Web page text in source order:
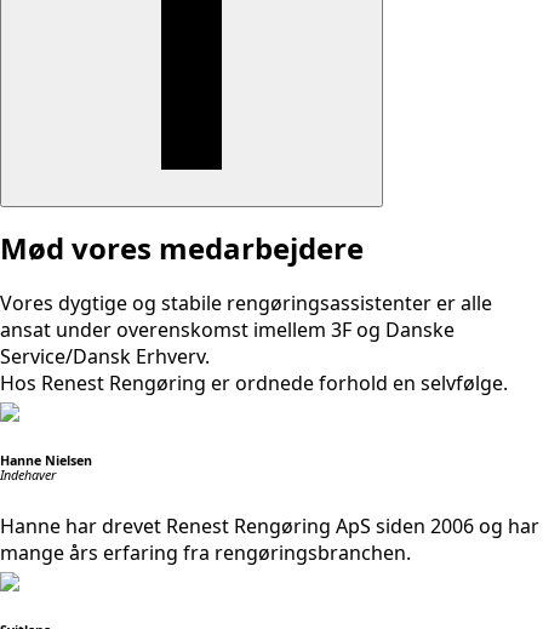
Mød vores medarbejdere
Vores dygtige og stabile rengøringsassistenter er alle
ansat under overenskomst imellem 3F og Danske
Service/Dansk Erhverv.
Hos Renest Rengøring er ordnede forhold en selvfølge.
Hanne Nielsen
Indehaver
Hanne har drevet Renest Rengøring ApS siden 2006 og har
mange års erfaring fra rengøringsbranchen.